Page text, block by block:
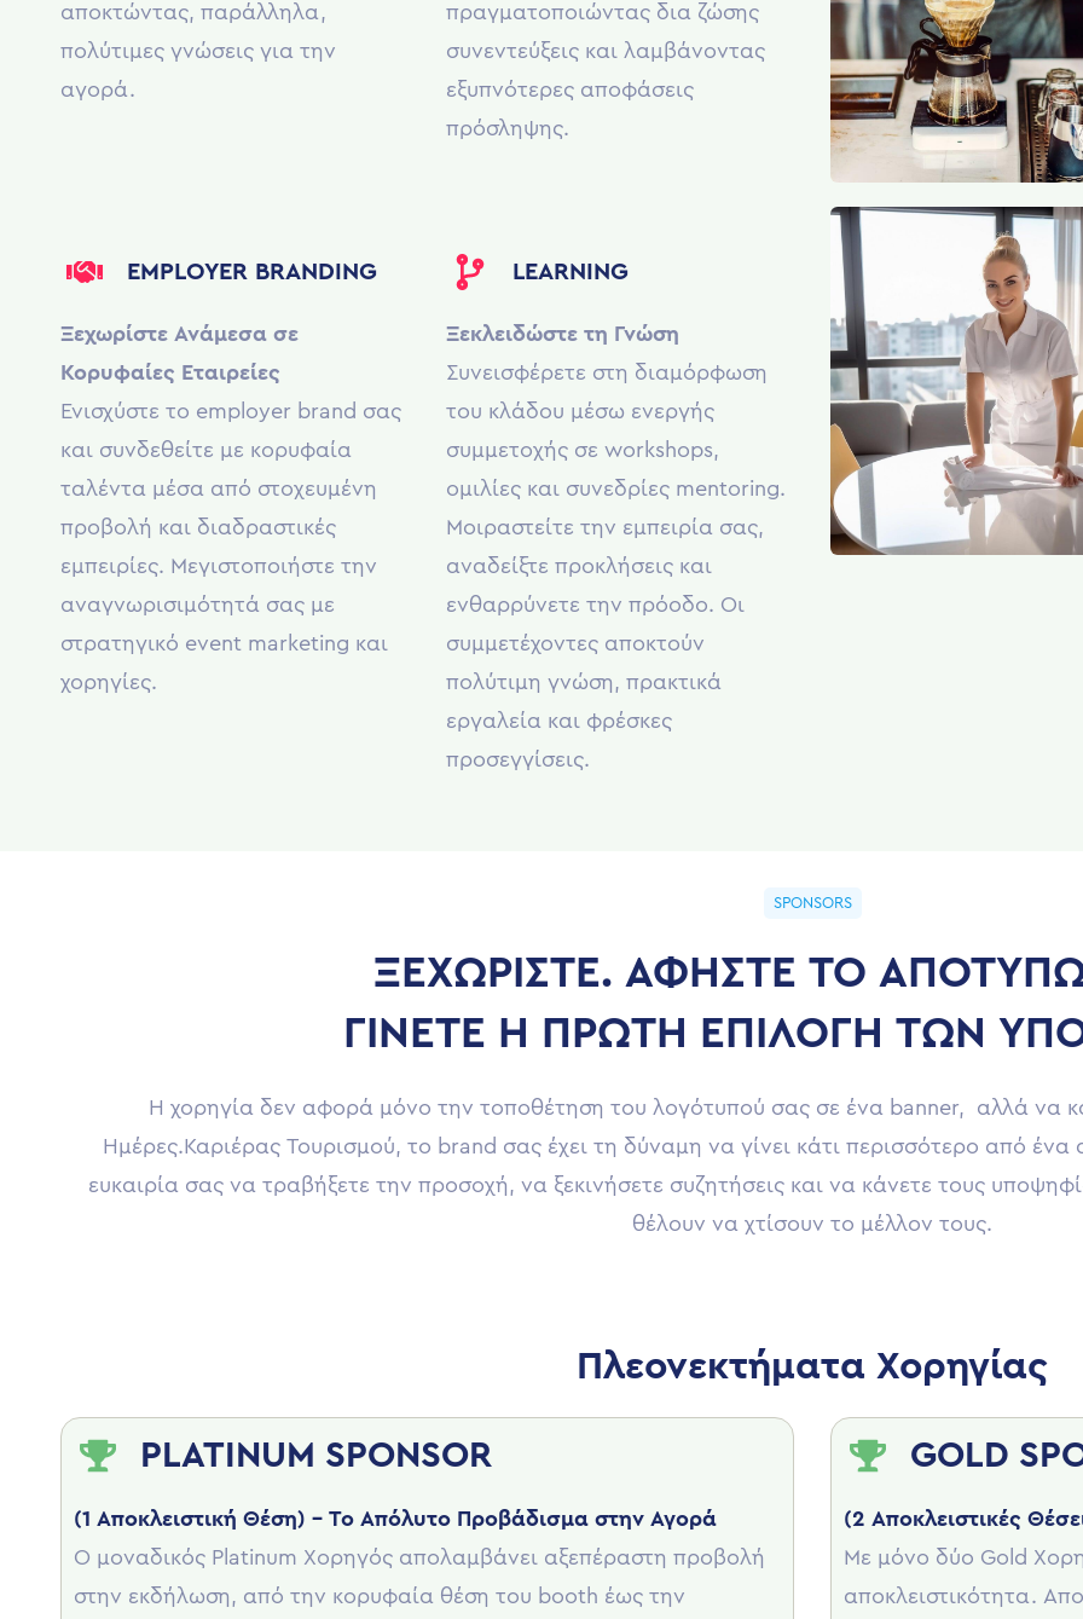
αποκτώντας, παράλληλα,
πολύτιμες γνώσεις για την
αγορά.
EMPLOYER BRANDING
Ξεχωρίστε Ανάμεσα σε
Κορυφαίες Εταιρείες
Ενισχύστε το employer brand σας
και συνδεθείτε με κορυφαία
ταλέντα μέσα από στοχευμένη
προβολή και διαδραστικές
εμπειρίες. Μεγιστοποιήστε την
αναγνωρισιμότητά σας με
στρατηγικό event marketing και
χορηγίες.
πραγματοποιώντας δια ζώσης
συνεντεύξεις και λαμβάνοντας
εξυπνότερες αποφάσεις
πρόσληψης.
LEARNING
Ξεκλειδώστε τη Γνώση
Συνεισφέρετε στη διαμόρφωση
του κλάδου μέσω ενεργής
συμμετοχής σε workshops,
ομιλίες και συνεδρίες mentoring.
Μοιραστείτε την εμπειρία σας,
αναδείξτε προκλήσεις και
ενθαρρύνετε την πρόοδο. Οι
συμμετέχοντες αποκτούν
πολύτιμη γνώση, πρακτικά
εργαλεία και φρέσκες
προσεγγίσεις.
SPONSORS
ΞΕΧΩΡΙΣΤΕ. ΑΦΗΣΤΕ ΤΟ
ΓΙΝΕΤΕ Η ΠΡΩΤΗ ΕΠΙΛΟΓΗ ΤΩΝ
Η χορηγία δεν αφορά μόνο την τοποθέτηση του λογότυπού σας σε ένα banner, αλλά να
Ημέρες.Καριέρας Τουρισμού, το brand σας έχει τη δύναμη να γίνει κάτι περισσότερο από
ευκαιρία σας να τραβήξετε την προσοχή, να ξεκινήσετε συζητήσεις και να κάνετε τους
θέλουν να χτίσουν το μέλλον τους.
Πλεονεκτήματα Χορηγίας
PLATINUM SPONSOR
(1 Αποκλειστική Θέση) – Το Απόλυτο Προβάδισμα στην Αγορά
Ο μοναδικός Platinum Χορηγός απολαμβάνει αξεπέραστη προβολή
στην εκδήλωση, από την κορυφαία θέση του booth έως την
GOLD
(2 Αποκλειστικές
Με μόνο δύο Gold
αποκλειστικότητα.